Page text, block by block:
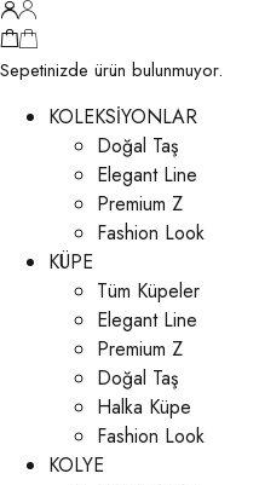
Sepetinizde ürün bulunmuyor.
KOLEKSİYONLAR
Doğal Taş
Elegant Line
Premium Z
Fashion Look
KÜPE
Tüm Küpeler
Elegant Line
Premium Z
Doğal Taş
Halka Küpe
Fashion Look
KOLYE